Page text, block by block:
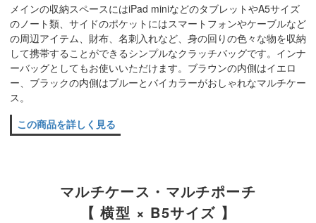
メインの収納スペースにはiPad miniなどのタブレットやA5サイズ
のノート類、サイドのポケットにはスマートフォンやケーブルなど
の周辺アイテム、財布、名刺入れなど、身の回りの色々な物を収納
して携帯することができるシンプルなクラッチバッグです。インナ
ーバッグとしてもお使いいただけます。ブラウンの内側はイエロ
ー、ブラックの内側はブルーとバイカラーがおしゃれなマルチケー
ス。
この商品を詳しく見る
マルチケース・マルチポーチ
【 横型 × B5サイズ 】